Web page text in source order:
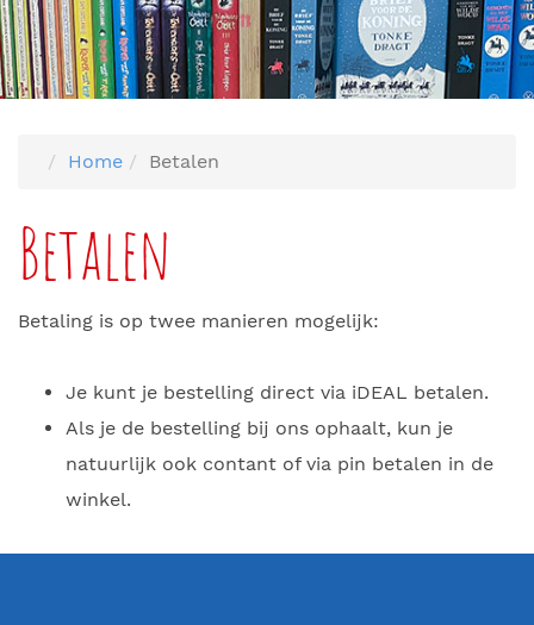
Home Betalen
Betalen
Betaling is op twee manieren mogelijk:
Je kunt je bestelling direct via iDEAL betalen.
Als je de bestelling bij ons ophaalt, kun je
natuurlijk ook contant of via pin betalen in de
winkel.